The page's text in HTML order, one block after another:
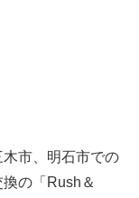
市、明石市での
の「Rush＆